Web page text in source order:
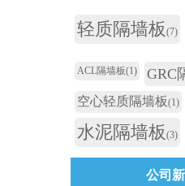
轻质隔墙板 (7)
ACL隔墙板(1) GRC
空心轻质隔墙板(1)
水泥隔墙板 (3)
公司